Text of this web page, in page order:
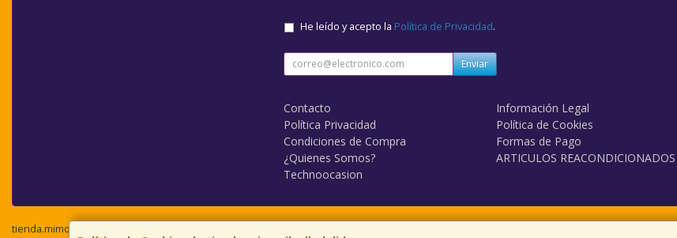
He leído y acepto la Política de Privacidad.
Enviar
Contacto
Información Legal
Política Privacidad
Política de Cookies
Condiciones de Compra
Formas de Pago
¿Quienes Somos?
ARTICULOS REACONDICIONADOS
Technoocasion
tienda.mimovilvalladolid.com © 2026